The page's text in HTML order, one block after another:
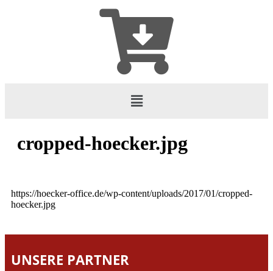
cropped-hoecker.jpg
https://hoecker-office.de/wp-content/uploads/2017/01/cropped-
hoecker.jpg
UNSERE PARTNER